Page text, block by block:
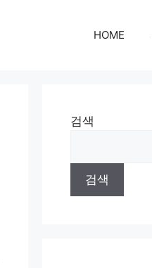
HOME
검색
검색